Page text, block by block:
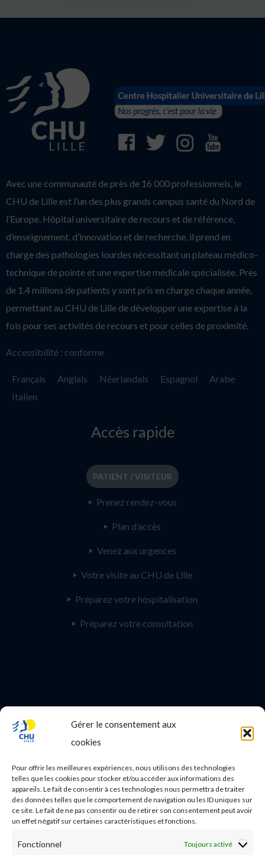
Gérer le consentement aux
cookies
Pour offrir les meilleures expériences, nous utilisons des technologies
telles que les cookies pour stocker et/ou accéder aux informations des
appareils. Le fait de consentir à ces technologies nous permettra de traiter
des données telles que le comportement de navigation ou les ID uniques sur
ce site. Le fait de ne pas consentir ou de retirer son consentement peut avoir
un effet négatif sur certaines caractéristiques et fonctions.
Fonctionnel Toujours activé
Avec une communauté de près de 16 000 professionnels, le
CHU de Lille est l’un des plus grands campus santé du Nord de
l’Europe. Hôpital universitaire de recours et de référence,
d’enseignement, d’innovation et de recherche, il prend en
charge des pathologies lourdes nécessitant un plateau médico-
technique de pointe et une expertise médicale spécialisée. Près
de 1.4 millions de patients y sont pris en charge chaque année,
permettant au CHU de Lille de développer une expertise à la
fois pour ses activités de recours et pour celles de proximité.
Accessibilité : conforme
Français Anglais Néerlandais Espagnol
Arabe
Italien
Accès rapide
PATIENT / VISITEUR
Prenez rendez-vous
Plan d’accès
Venez aux urgences
Votre visite au CHU de Lille
Préparez votre hospitalisation
Préparez votre consultation
PROFESSIONNEL DE SANTE
Nos essais cliniques
Ecoles paramédicales